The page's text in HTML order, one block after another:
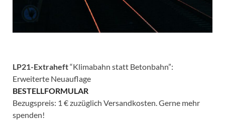
LP21-Extraheft“Klimabahn statt Betonbahn”:
Erweiterte Neuauflage
BESTELLFORMULAR
Bezugspreis: 1 € zuzüglich Versandkosten. Gerne mehr
spenden!